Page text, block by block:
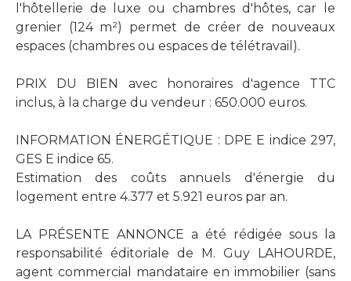
l'hôtellerie de luxe ou chambres d'hôtes, car le
grenier (124 m²) permet de créer de nouveaux
espaces (chambres ou espaces de télétravail).
PRIX DU BIEN avec honoraires d'agence TTC
inclus, à la charge du vendeur : 650.000 euros.
INFORMATION ÉNERGÉTIQUE : DPE E indice 297,
GES E indice 65.
Estimation des coûts annuels d'énergie du
logement entre 4.377 et 5.921 euros par an.
LA PRÉSENTE ANNONCE a été rédigée sous la
responsabilité éditoriale de M. Guy LAHOURDE,
agent commercial mandataire en immobilier (sans